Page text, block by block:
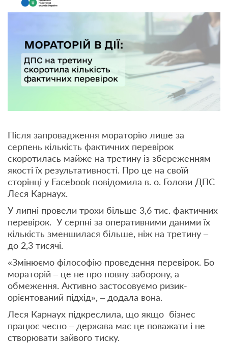
Після запровадження мораторію лише за
серпень кількість фактичних перевірок
скоротилась майже на третину із збереженням
якості їх результативності. Про це на своїй
сторінці у Facebook повідомила в. о. Голови ДПС
Леся Карнаух.
У липні провели трохи більше 3,6 тис. фактичних
перевірок. У серпні за оперативними даними їх
кількість зменшилася більше, ніж на третину –
до 2,3 тисячі.
«Змінюємо філософію проведення перевірок. Бо
мораторій – це не про повну заборону, а
обмеження. Активно застосовуємо ризик-
орієнтований підхід», – додала вона.
Леся Карнаух підкреслила, що якщо бізнес
працює чесно – держава має це поважати і не
створювати зайвого тиску.